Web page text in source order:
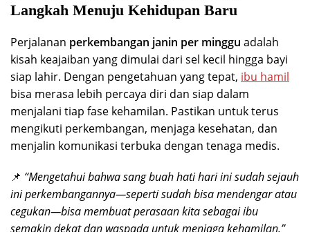
Langkah Menuju Kehidupan Baru
Perjalanan perkembangan janin per minggu adalah
kisah keajaiban yang dimulai dari sel kecil hingga bayi
siap lahir. Dengan pengetahuan yang tepat, ibu hamil
bisa merasa lebih percaya diri dan siap dalam
menjalani tiap fase kehamilan. Pastikan untuk terus
mengikuti perkembangan, menjaga kesehatan, dan
menjalin komunikasi terbuka dengan tenaga medis.
📌 “Mengetahui bahwa sang buah hati hari ini sudah sejauh
ini perkembangannya—seperti sudah bisa mendengar atau
cegukan—bisa membuat perasaan kita sebagai ibu
semakin dekat dan waspada untuk menjaga kehamilan.”